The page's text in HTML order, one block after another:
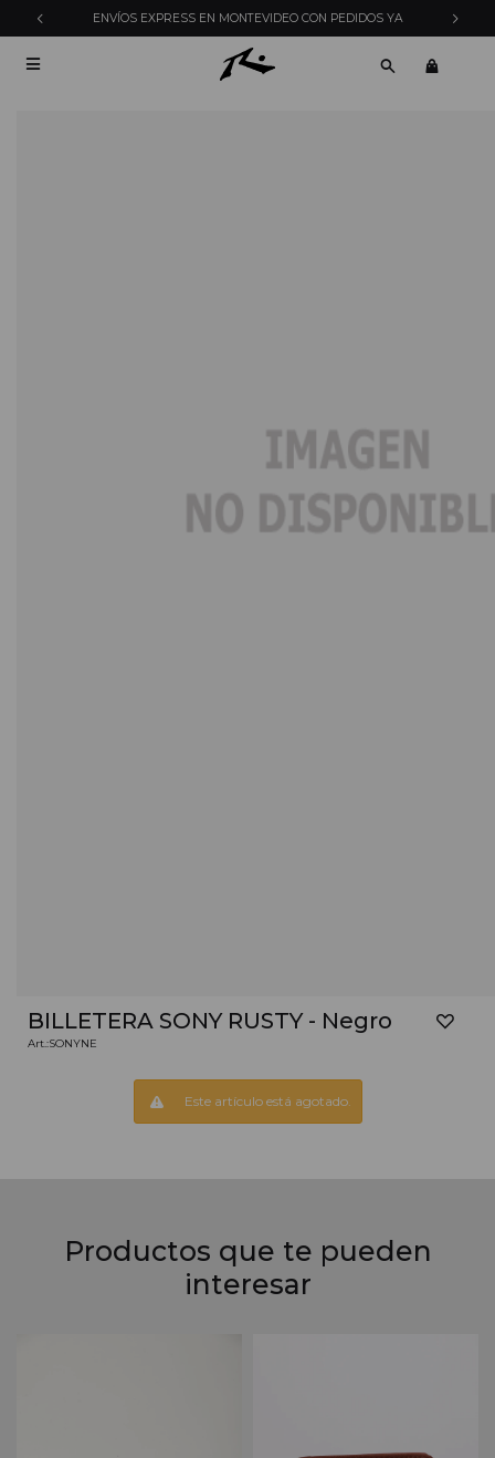
ENVÍOS EXPRESS EN MONTEVIDEO CON PEDIDOS YA

BILLETERA SONY RUSTY - Negro
SONYNE
Este artículo está agotado.
Productos que te pueden
interesar